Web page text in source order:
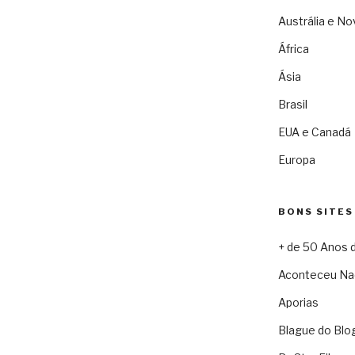
Austrália e
África
Ásia
Brasil
EUA e Canadá
Europa
BONS SITES
+ de 50 Anos
Aconteceu
Aporias
Blague do